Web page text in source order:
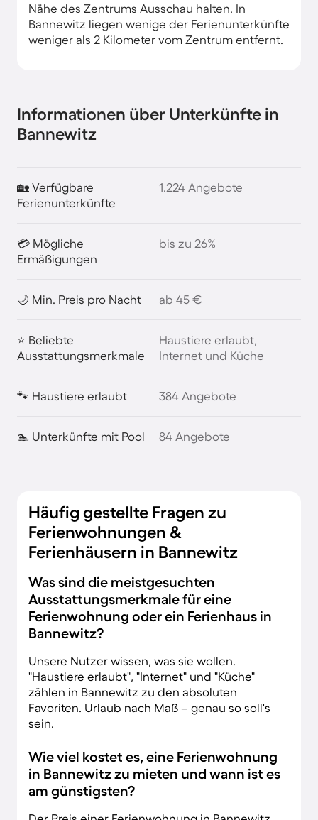
Nähe des Zentrums Ausschau halten. In
Bannewitz liegen wenige der Ferienunterkünfte
weniger als 2 Kilometer vom Zentrum entfernt.
Informationen über Unterkünfte in
Bannewitz
🏡 Verfügbare
Ferienunterkünfte
1.224 Angebote
💳 Mögliche
Ermäßigungen
bis zu 26%
🌙 Min. Preis pro Nacht ab 45 €
⭐ Beliebte
Ausstattungsmerkmale
Haustiere erlaubt,
Internet und Küche
🐾 Haustiere erlaubt 384 Angebote
🏊 Unterkünfte mit Pool 84 Angebote
Häufig gestellte Fragen zu
Ferienwohnungen &
Ferienhäusern in Bannewitz
Was sind die meistgesuchten
Ausstattungsmerkmale für eine
Ferienwohnung oder ein Ferienhaus in
Bannewitz?
Unsere Nutzer wissen, was sie wollen.
"Haustiere erlaubt", "Internet" und "Küche"
zählen in Bannewitz zu den absoluten
Favoriten. Urlaub nach Maß – genau so soll's
sein.
Wie viel kostet es, eine Ferienwohnung
in Bannewitz zu mieten und wann ist es
am günstigsten?